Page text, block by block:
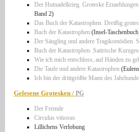
Der Hutnadelkrieg. Groteske Erzaehlungen
Band 2)
Das Buch der Katastrophen. Dreißig
Buch der Katastrophen (Insel-
Der Säugling und andere Tragikomödien.
Buch der Katastrophen. Satirische
Wie ich mich entschloss, auf Händen zu
Die Taufe und andere Katastrophen
Ich bin der drittgrößte Mann des
Gelesene Grotesken / PG
Der Fremde
Circulus vitiosus
Lillichens Verlobung